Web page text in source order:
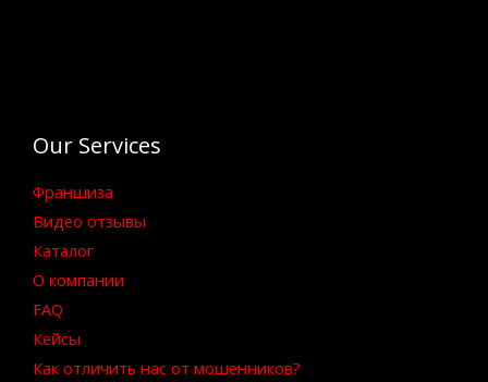
Our Services
Франшиза
Видео отзывы
Каталог
О компании
FAQ
Кейсы
Как отличить нас от мошенников?